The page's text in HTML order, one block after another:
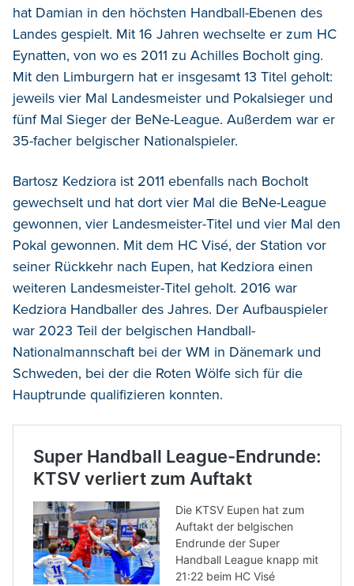
hat Damian in den höchsten Handball-Ebenen des
Landes gespielt. Mit 16 Jahren wechselte er zum HC
Eynatten, von wo es 2011 zu Achilles Bocholt ging.
Mit den Limburgern hat er insgesamt 13 Titel geholt:
jeweils vier Mal Landesmeister und Pokalsieger und
fünf Mal Sieger der BeNe-League. Außerdem war er
35-facher belgischer Nationalspieler.
Bartosz Kedziora ist 2011 ebenfalls nach Bocholt
gewechselt und hat dort vier Mal die BeNe-League
gewonnen, vier Landesmeister-Titel und vier Mal den
Pokal gewonnen. Mit dem HC Visé, der Station vor
seiner Rückkehr nach Eupen, hat Kedziora einen
weiteren Landesmeister-Titel geholt. 2016 war
Kedziora Handballer des Jahres. Der Aufbauspieler
war 2023 Teil der belgischen Handball-
Nationalmannschaft bei der WM in Dänemark und
Schweden, bei der die Roten Wölfe sich für die
Hauptrunde qualifizieren konnten.